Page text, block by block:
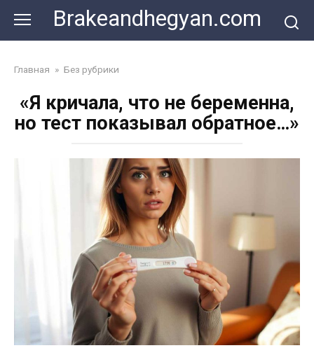
content
Brakeandhegyan.com
Главная » Без рубрики
«Я кричала, что не беременна,
но тест показывал обратное…»